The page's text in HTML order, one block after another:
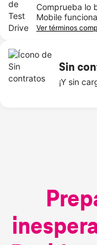
Comprueba lo
Mobile
Ver términos
Sin
¡Y sin